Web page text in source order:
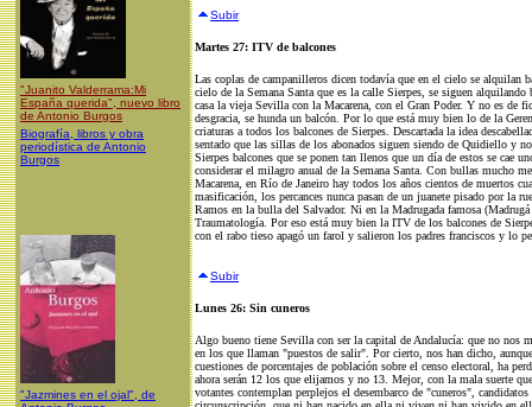
"Juanito Valderrama:Mi
España querida", nuevo libro
de Antonio Burgos
Biografía, libros y obra
periodística de Antonio
Burgos
"Jazmines en el ojal", de
Subir
Martes 27: ITV de balcones
Las coplas de campanilleros dicen todavía que en el cielo se alquilan
cielo de la Semana Santa que es la calle Sierpes, se siguen alquilando
casa la vieja Sevilla con la Macarena, con el Gran Poder. Y no es de
desgracia, se hunda un balcón. Por lo que está muy bien lo de la
criaturas a todos los balcones de Sierpes. Descartada la idea
sentado que las sillas de los abonados siguen siendo de Quidiello y
Sierpes balcones que se ponen tan llenos que un día de estos se cae
considerar el milagro anual de la Semana Santa. Con bullas mucho
Macarena, en Río de Janeiro hay todos los años cientos de muertos
masificación, los percances nunca pasan de un juanete pisado por la
Ramos en la bulla del Salvador. Ni en la Madrugada famosa
Traumatología. Por eso está muy bien la ITV de los balcones de
con el rabo tieso apagó un farol y salieron los padres franciscos y lo
Subir
Lunes 26: Sin cuneros
Algo bueno tiene Sevilla con ser la capital de Andalucía: que no nos
en los que llaman "puestos de salir". Por cierto, nos han dicho,
cuestiones de porcentajes de población sobre el censo electoral, ha
ahora serán 12 los que elijamos y no 13. Mejor, con la mala suerte
votantes contemplan perplejos el desembarco de "cuneros",